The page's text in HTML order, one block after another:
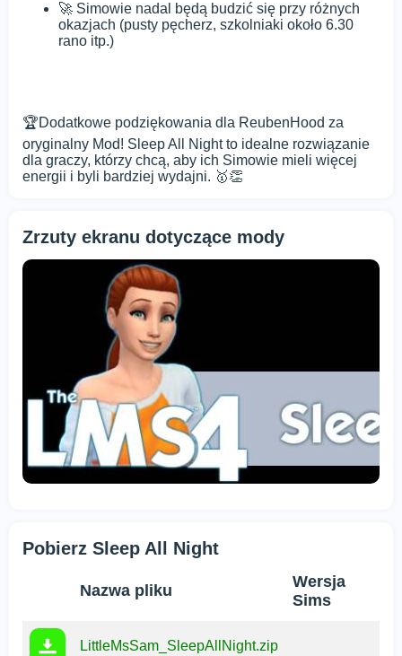
🚀 Simowie nadal będą budzić się przy różnych
okazjach (pusty pęcherz, szkolniaki około 6.30
rano itp.)
🏆Dodatkowe podziękowania dla ReubenHood za
oryginalny Mod! Sleep All Night to idealne rozwiązanie
dla graczy, którzy chcą, aby ich Simowie mieli więcej
energii i byli bardziej wydajni. 🥇👏
Zrzuty ekranu dotyczące mody
Pobierz Sleep All Night
Nazwa pliku
Wersja
Sims
LittleMsSam_SleepAllNight.zip